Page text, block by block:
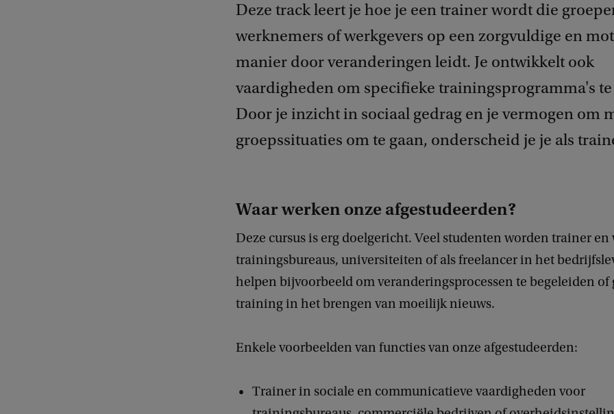
Deze track leert je hoe je een trainer wordt die
werknemers of werkgevers op een zorgvuldige en
manier door veranderingen leidt. Je ontwikkelt ook
vaardigheden om specifieke trainingsprogramma's
Door je inzicht in sociaal gedrag en je vermogen om
groepssituaties om te gaan, onderscheid je je als
Waar werken onze afgestudeerden?
Deze cursus is erg doelgericht. Veel studenten worden trainer en
trainingsbureaus, universiteiten of als freelancer in het
helpen bijvoorbeeld om veranderingsprocessen te begeleiden of
training in het brengen van moeilijk nieuws.
Enkele voorbeelden van functies van onze afgestudeerden:
Trainer in sociale en communicatieve vaardigheden voor